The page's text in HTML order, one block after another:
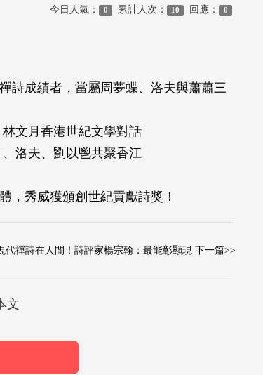
今日人氣： 0 累計人次： 10 回應： 0
詩成績者，當屬周夢蝶、洛夫與蕭蕭三
文月香港世紀文學對話
洛夫、劉以鬯共聚香江
，秀威獲頒創世紀貢獻詩獎！
代禪詩在人間！詩評家楊宗翰：最能彰顯現 下一篇>>
文